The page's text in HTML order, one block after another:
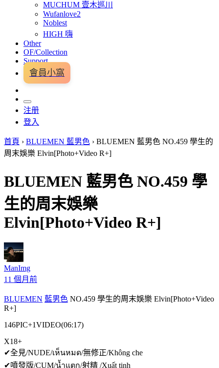
MUCHUM 壹木巡川
Wufanlove2
Noblest
HIGH 嗨
Other
OF/Collection
Support
會員小窩
注册
登入
首頁 › BLUEMEN 藍男色 › BLUEMEN 藍男色 NO.459 學生的
周末娛樂 Elvin[Photo+Video R+]
BLUEMEN 藍男色 NO.459 學
生的周末娛樂
Elvin[Photo+Video R+]
ManImg
11 個月前
BLUEMEN 藍男色 NO.459 學生的周末娛樂 Elvin[Photo+Video
R+]
146PIC+1VIDEO(06:17)
X18+
✔全見/NUDE/เห็นหมด/無修正/Không che
✔噴發版/CUM/น้ำแตก/射精 /Xuất tinh